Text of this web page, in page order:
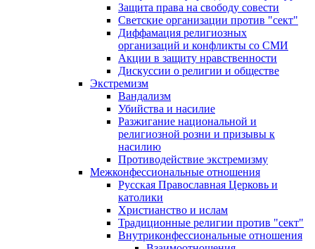
Защита права на свободу совести
Светские организации против "сект"
Диффамация религиозных
организаций и конфликты со СМИ
Акции в защиту нравственности
Дискуссии о религии и обществе
Экстремизм
Вандализм
Убийства и насилие
Разжигание национальной и
религиозной розни и призывы к
насилию
Противодействие экстремизму
Межконфессиональные отношения
Русская Православная Церковь и
католики
Христианство и ислам
Традиционные религии против "сект"
Внутриконфессиональные отношения